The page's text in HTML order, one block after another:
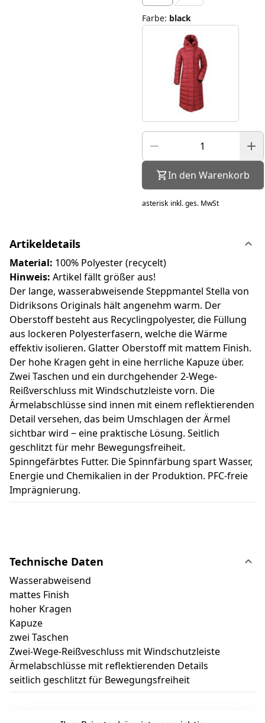
Farbe: black
In den Warenkorb
asterisk inkl. ges. MwSt
Artikeldetails
Material: 100% Polyester (recycelt)
Hinweis: Artikel fällt größer aus!
Der lange, wasserabweisende Steppmantel Stella von
Didriksons Originals hält angenehm warm. Der
Oberstoff besteht aus Recyclingpolyester, die Füllung
aus lockeren Polyesterfasern, welche die Wärme
effektiv isolieren. Glatter Oberstoff mit mattem Finish.
Der hohe Kragen geht in eine herrliche Kapuze über.
Zwei Taschen und ein durchgehender 2-Wege-
Reißverschluss mit Windschutzleiste vorn. Die
Ärmelabschlüsse sind innen mit einem reflektierenden
Detail versehen, das beim Umschlagen der Ärmel
sichtbar wird ‒ eine praktische Lösung. Seitlich
geschlitzt für mehr Bewegungsfreiheit.
Spinngefärbtes Futter. Die Spinnfärbung spart Wasser,
Energie und Chemikalien in der Produktion. PFC-freie
Imprägnierung.
Technische Daten
Wasserabweisend
mattes Finish
hoher Kragen
Kapuze
zwei Taschen
Zwei-Wege-Reißveschluss mit Windschutzleiste
Ärmelabschlüsse mit reflektierenden Details
seitlich geschlitzt für Bewegungsfreiheit